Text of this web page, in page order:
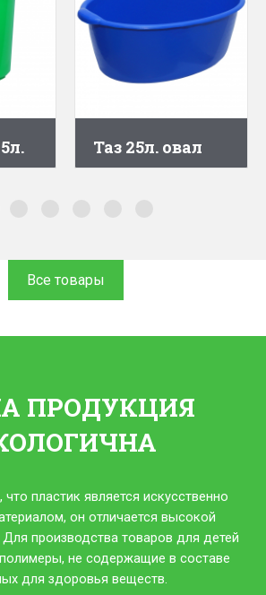
Таз 25л. овал
Все товары
ПРОДУКЦИЯ
пластик является искусственно
он отличается высокой
производства товаров для детей
не содержащие в составе
для здоровья веществ.